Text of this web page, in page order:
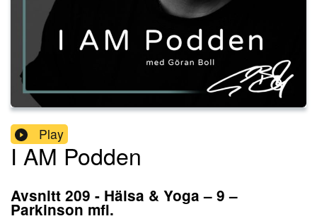
Play
I AM Podden
Avsnitt 209 - Hälsa & Yoga – 9 –
Parkinson mfl.